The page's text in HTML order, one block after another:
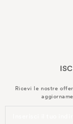
Ricevi le nostre